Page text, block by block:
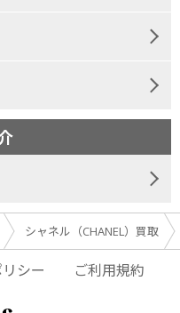
シャネル（CHANEL）買取
シー ご利用規約